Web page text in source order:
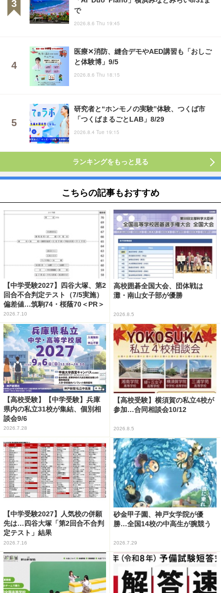
で
2026.8.6 Thu 19:45
医療✕消防、縫合デモやAED講習も「おしご
と体験博」9/5
2026.8.6 Thu 18:15
研究者と“ホンモノの実験”体験、つくば市
「つくばまるごとLAB」8/29
2026.8.4 Tue 19:15
ランキングをもっと見る
こちらの記事もおすすめ
【中学受験2027】四谷大塚、第2
回合不合判定テスト（7/5実施）
偏差値…筑駒74・桜蔭70＜PR＞
2026.7.10
高校囲碁全国大会、団体戦は
灘・南山女子部が優勝
2026.8.5
【高校受験】【中学受験】兵庫
県内の私立31校が集結、個別相
談会9/6
2026.7.28
【高校受験】横須賀の私立4校が
参加…合同相談会10/12
2026.8.5
【中学受験2027】人気校の併願
先は…四谷大塚「第2回合不合判
定テスト」結果
2026.7.16
砂金甲子園、神戸女学院が優
勝…全国14校の中高生が腕競う
2026.7.29